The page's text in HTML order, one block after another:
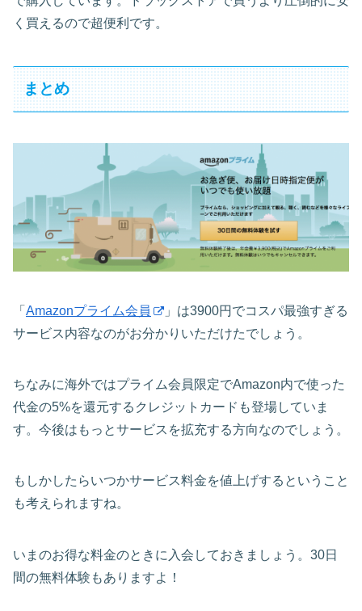
く買えるので超便利です。
まとめ
「 Amazonプライム会員
」は3900円でコスパ最強すぎる
サービス内容なのがお分かりいただけたでしょう。
ちなみに海外ではプライム会員限定でAmazon内で使った
代金の5%を還元するクレジットカードも登場していま
す。今後はもっとサービスを拡充する方向なのでしょう。
もしかしたらいつかサービス料金を値上げするということ
も考えられますね。
いまのお得な料金のときに入会しておきましょう。30日
間の無料体験もありますよ！